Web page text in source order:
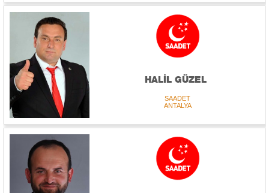
HALİL GÜZEL
SAADET
ANTALYA